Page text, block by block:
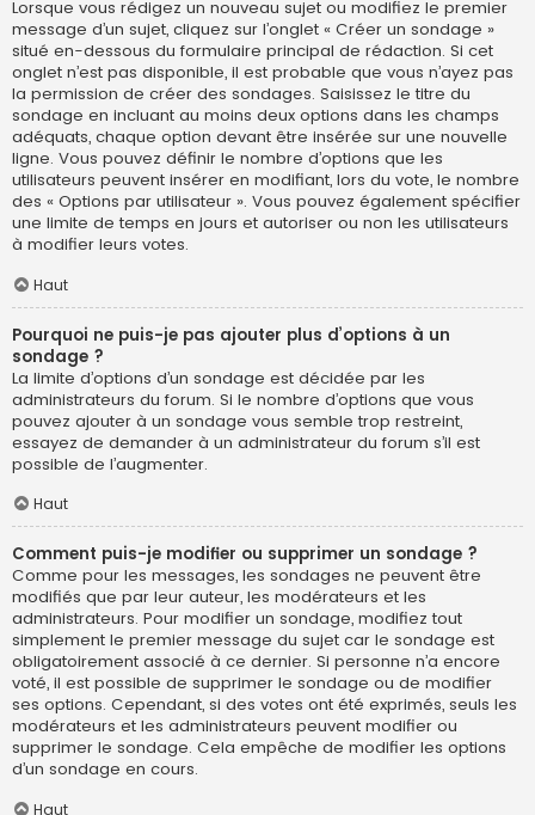
Lorsque vous rédigez un nouveau sujet ou modifiez le premier
message d’un sujet, cliquez sur l’onglet « Créer un sondage »
situé en-dessous du formulaire principal de rédaction. Si cet
onglet n’est pas disponible, il est probable que vous n’ayez pas
la permission de créer des sondages. Saisissez le titre du
sondage en incluant au moins deux options dans les champs
adéquats, chaque option devant être insérée sur une nouvelle
ligne. Vous pouvez définir le nombre d’options que les
utilisateurs peuvent insérer en modifiant, lors du vote, le nombre
des « Options par utilisateur ». Vous pouvez également spécifier
une limite de temps en jours et autoriser ou non les utilisateurs
à modifier leurs votes.
Haut
Pourquoi ne puis-je pas ajouter plus d’options à un
sondage ?
La limite d’options d’un sondage est décidée par les
administrateurs du forum. Si le nombre d’options que vous
pouvez ajouter à un sondage vous semble trop restreint,
essayez de demander à un administrateur du forum s’il est
possible de l’augmenter.
Haut
Comment puis-je modifier ou supprimer un sondage ?
Comme pour les messages, les sondages ne peuvent être
modifiés que par leur auteur, les modérateurs et les
administrateurs. Pour modifier un sondage, modifiez tout
simplement le premier message du sujet car le sondage est
obligatoirement associé à ce dernier. Si personne n’a encore
voté, il est possible de supprimer le sondage ou de modifier
ses options. Cependant, si des votes ont été exprimés, seuls les
modérateurs et les administrateurs peuvent modifier ou
supprimer le sondage. Cela empêche de modifier les options
d’un sondage en cours.
Haut